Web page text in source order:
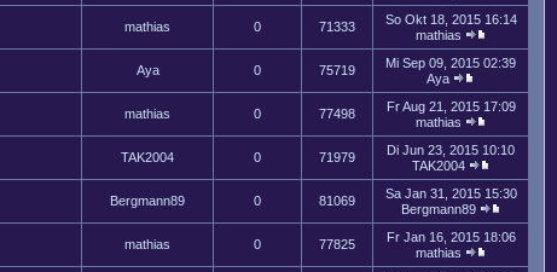
mathias 0 71333
So Okt 18, 2015 16:14
mathias
Aya 0 75719
Mi Sep 09, 2015 02:39
Aya
mathias 0 77498
Fr Aug 21, 2015 17:09
mathias
TAK2004 0 71979
Di Jun 23, 2015 10:10
TAK2004
Bergmann89 0 81069
Sa Jan 31, 2015 15:30
Bergmann89
mathias 0 77825
Fr Jan 16, 2015 18:06
mathias